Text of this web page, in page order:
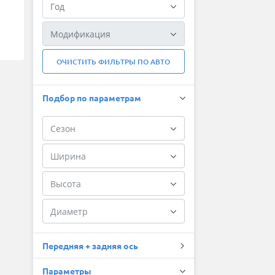
ОЧИСТИТЬ ФИЛЬТРЫ ПО АВТО
Подбор по параметрам
Передняя + задняя ось
Параметры